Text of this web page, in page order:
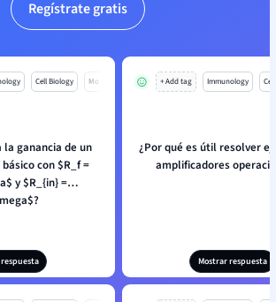
Regístrate gratis
Cell Biology Mo
la ganancia de un
con $R_f =
y $R_{in} =
+ Add tag Immunology
¿Por qué es útil resolver
amplificadores
Mostrar respuesta